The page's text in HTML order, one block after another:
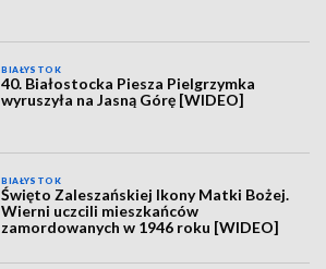
BIAŁYSTOK
40. Białostocka Piesza Pielgrzymka
wyruszyła na Jasną Górę [WIDEO]
BIAŁYSTOK
Święto Zaleszańskiej Ikony Matki Bożej.
Wierni uczcili mieszkańców
zamordowanych w 1946 roku [WIDEO]